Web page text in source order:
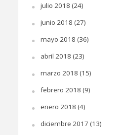
julio 2018 (24)
junio 2018 (27)
mayo 2018 (36)
abril 2018 (23)
marzo 2018 (15)
febrero 2018 (9)
enero 2018 (4)
diciembre 2017 (13)